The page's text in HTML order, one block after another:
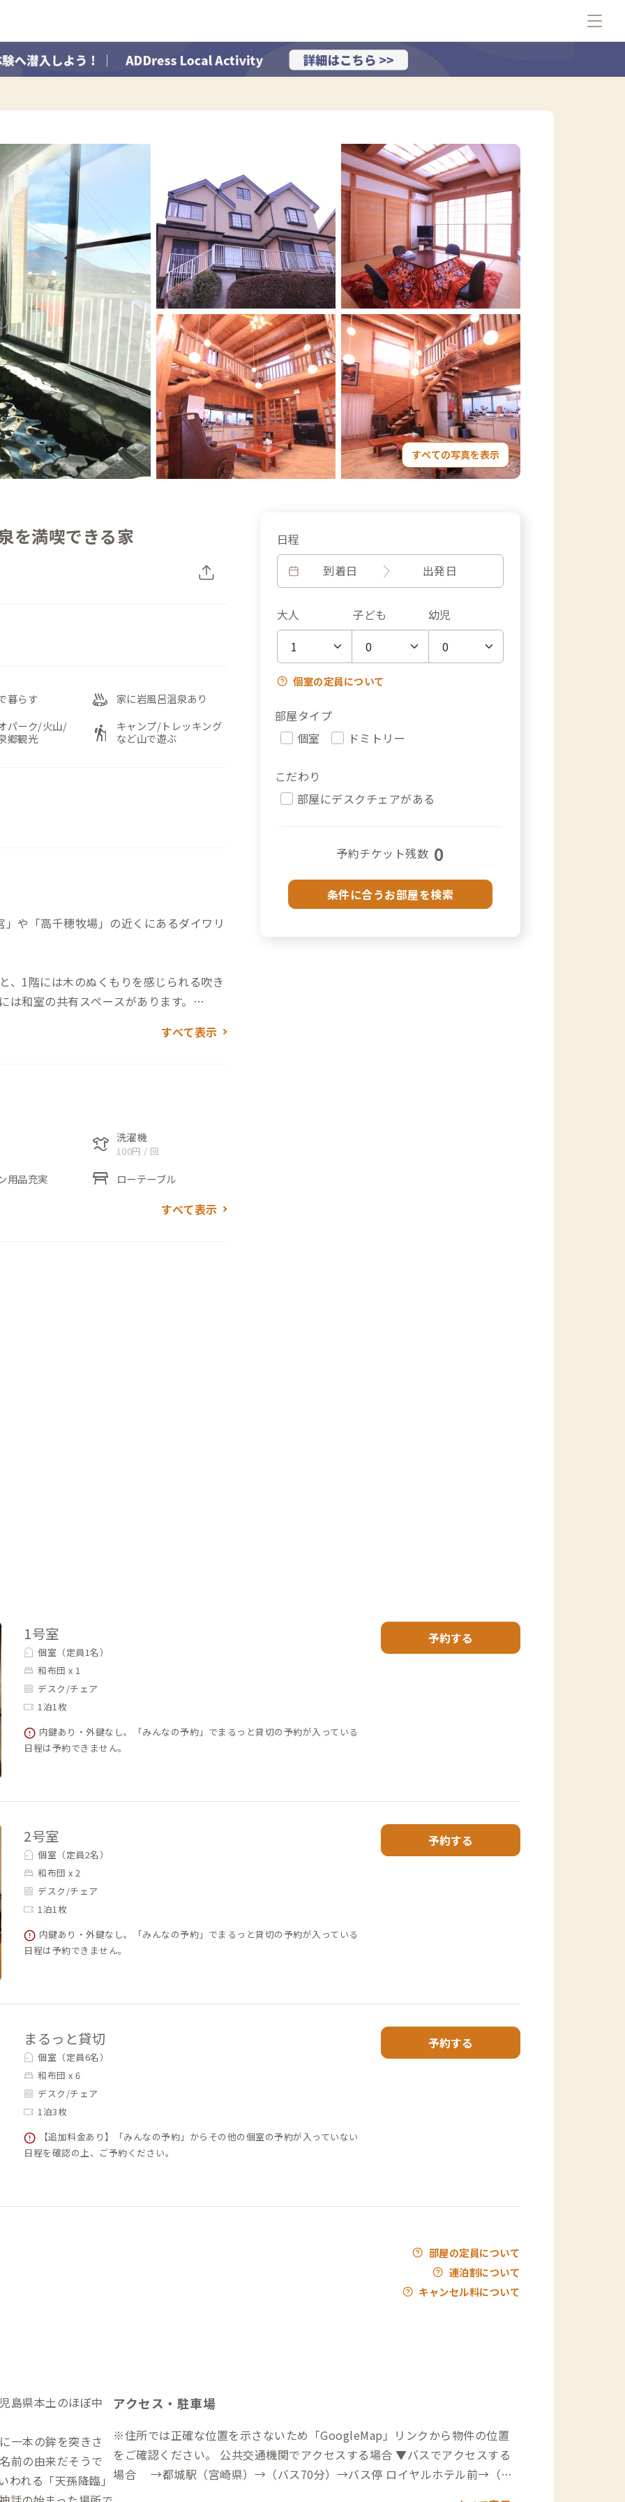
すべての写真を表示
を満喫できる家
暮らす bath_outdoor 家に岩風呂温泉あり
パーク/火山/
郷観光
hiking
キャンプ/トレッキング
など山で遊ぶ
や「高千穂牧場」の近くにあるダイワリ
、1階には木のぬくもりを感じられる吹き
和室の共有スペースがあります。
千穂カントリークラブのコースの一部が
すべて表示
laundry 洗濯機
100円 / 回
用品充実 table_restaurant ローテーブル
すべて表示
日程
到着日
出発日
大人 子ども 幼児
個室の定員について
部屋タイプ
個室
ドミトリー
こだわり
部屋にデスクチェアがある
予約チケット残数 0
条件に合うお部屋を検索
1号室
個室（定員1名）
和布団 x 1
デスク/チェア
1泊1枚
内鍵あり・外鍵なし。「みんなの予約」でまるっと貸切の予約が入っている
日程は予約できません。
予約する
2号室
個室（定員2名）
和布団 x 2
デスク/チェア
1泊1枚
内鍵あり・外鍵なし。「みんなの予約」でまるっと貸切の予約が入っている
日程は予約できません。
予約する
まるっと貸切
個室（定員6名）
和布団 x 6
デスク/チェア
1泊3枚
【追加料金あり】「みんなの予約」からその他の個室の予約が入っていない
日程を確認の上、ご予約ください。
予約する
部屋の定員について
連泊割について
キャンセル料について
島県本土のほぼ中
一本の鉾を突きさ
前の由来だそうで
れる「天孫降臨」
アクセス・駐車場
※住所では正確な位置を示さないため「GoogleMap」リンクから物件の位置
をご確認ください。 公共交通機関でアクセスする場合 ▼バスでアクセスする
場合 →都城駅（宮崎県）→（バス70分）→バス停 ロイヤルホテル前→（徒